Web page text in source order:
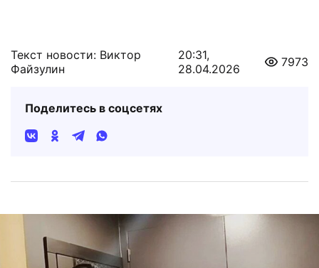
Текст новости: Виктор
Файзулин
20:31,
28.04.2026
7973
Поделитесь в соцсетях